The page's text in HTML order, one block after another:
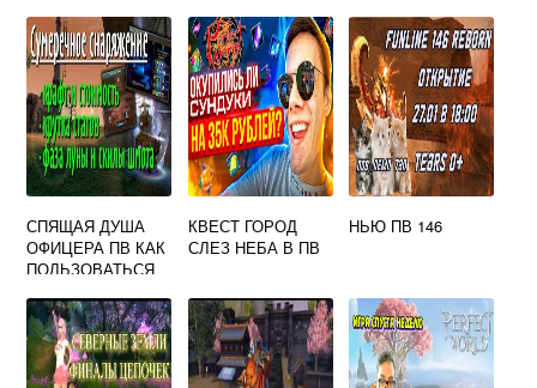
СПЯЩАЯ ДУША
ОФИЦЕРА ПВ КАК
ПОЛЬЗОВАТЬСЯ
КВЕСТ ГОРОД
СЛЕЗ НЕБА В ПВ
НЬЮ ПВ 146